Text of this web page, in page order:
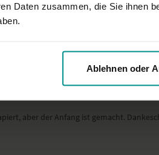
Daten zusammen, die Sie ihnen
Ablehnen oder
aber der Anfang ist gemacht.